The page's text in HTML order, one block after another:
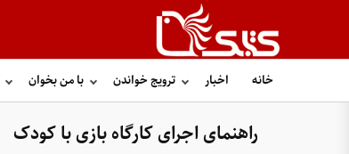
خانه اخبار ترویج خواندن با من بخوان
راهنمای اجرای کارگاه بازی با کودک